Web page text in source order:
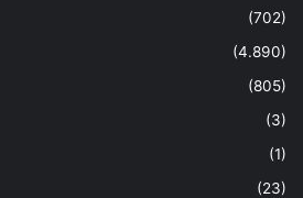
(702)
(4.890)
(805)
(3)
(1)
(23)